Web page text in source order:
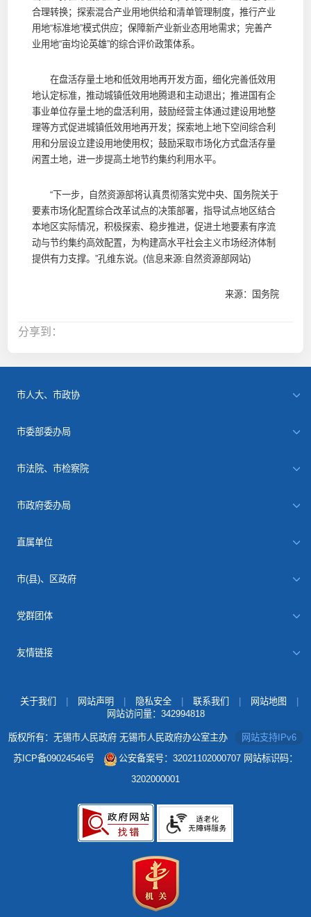
合理转换；探索混合产业用地供给和清单管理制度，推行产业
用地“标准地”模式供应；保障新产业新业态用地需求；完善产
业用地“亩均论英雄”的综合评价政策体系。
在盘活存量土地和低效用地再开发方面，细化完善低效用
地认定标准，推动城镇低效用地腾退和主动退出；推进国有企
事业单位存量土地的盘活利用，鼓励经营主体通过建设用地整
理等方式促进城镇低效用地再开发；探索地上地下空间综合利
用和分层设立建设用地使用权；鼓励采取市场化方式盘活存量
闲置土地，进一步提高土地节约集约利用水平。
“下一步，自然资源部将认真贯彻落实党中央、国务院关于
要素市场化配置综合改革试点的决策部署，指导试点地区结合
本地区实际情况，积极探索、稳步推进，促进土地要素有序流
动与节约集约高效配置，为构建高水平社会主义市场经济体制
提供有力支撑。”孔维东说。(信息来源:自然资源部网站)
来源：国务院
分享到：
市人大、市政协
市委部委办局
市法院、市检察院
市政府委办局
直属单位
市(县)、区政府
党群团体
友情链接
关于我们 网站声明 隐私安全 联系我们 网站地图
网站访问量： 342994818
版权所有：无锡市人民政府 无锡市人民政府办公室主办
网站支持IPv6
苏ICP备09024546号
公安备案号：32021102000707 网站标识码：
3202000001